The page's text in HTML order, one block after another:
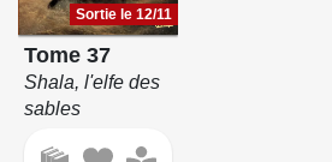
Sortie le 12/11
Tome 37
Shala, l'elfe des
sables